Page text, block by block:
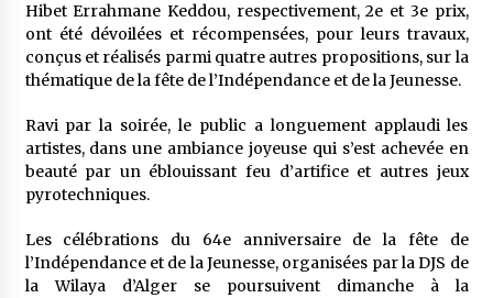
Hibet Errahmane Keddou, respectivement, 2e et 3e prix,
ont été dévoilées et récompensées, pour leurs travaux,
conçus et réalisés parmi quatre autres propositions, sur la
thématique de la fête de l’Indépendance et de la Jeunesse.
Ravi par la soirée, le public a longuement applaudi les
artistes, dans une ambiance joyeuse qui s’est achevée en
beauté par un éblouissant feu d’artifice et autres jeux
pyrotechniques.
Les célébrations du 64e anniversaire de la fête de
l’Indépendance et de la Jeunesse, organisées par la DJS de
la Wilaya d’Alger se poursuivent dimanche à la